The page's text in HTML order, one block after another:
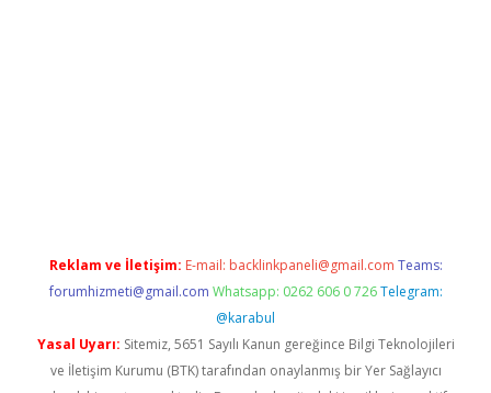
Reklam ve İletişim: E-mail: backlinkpaneli@gmail.com Teams:
forumhizmeti@gmail.com Whatsapp: 0262 606 0 726 Telegram:
@karabul
Yasal Uyarı: Sitemiz, 5651 Sayılı Kanun gereğince Bilgi Teknolojileri
ve İletişim Kurumu (BTK) tarafından onaylanmış bir Yer Sağlayıcı